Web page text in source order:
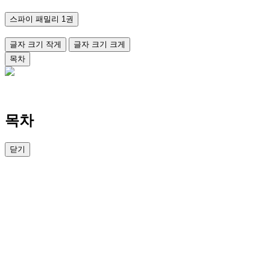
스파이 패밀리 1권
글자 크기 작게
글자 크기 크게
목차
목차
닫기